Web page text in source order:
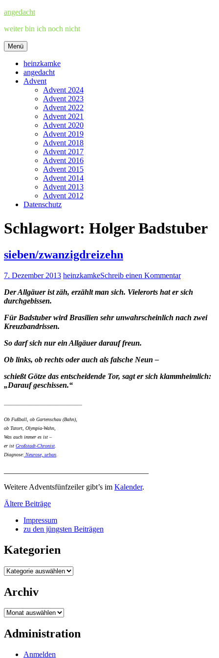
Zum
springen
angedacht
weiter bin ich noch nicht
Menü
heinzkamke
angedacht
Advent
Advent 2024
Advent 2023
Advent 2022
Advent 2021
Advent 2020
Advent 2019
Advent 2018
Advent 2017
Advent 2016
Advent 2015
Advent 2014
Advent 2013
Advent 2012
Datenschutz
Schlagwort: Holger Badstuber
sieben/zwanzigdreizehn
7. Dezember 2013 heinzkamkeSchreib einen Kommentar
Der Allgäuer ist zäh, erzählt man sich. Vielerorts hat er sich
durchgebissen.
Für Badstuber wird Brasilien sehr unwahrscheinlich nach zwei
Kreuzbandrissen.
So darf sich nur ein Allgäuer darauf freun.
Ob links, ob rechts oder auch als falsche Neun –
schießt Götze das entscheidende Tor, sagt er sich klammheimlich:
„Darauf geschissen.“
Ob Fußball, ob Gartenschau (Bahn),
ob Tatort, Olympia-Wahn,
Was auch immer es ist –
er ist Großstadt-Chronist
Diagnose: Neurose, urban
Weitere Adventsfünfzeiler gibt’s im Kalender.
Beitragsnavigation
Ältere Beiträge
Impressum
zu den jüngsten Beiträgen
Kategorien
Kategorien
Archiv
Archiv
Administration
Anmelden